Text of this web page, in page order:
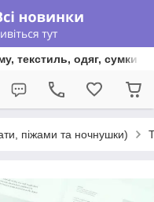
текстиль, одяг, сумки
піжами та ночнушки)